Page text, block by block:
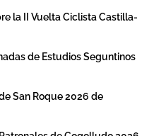
la II Vuelta Ciclista Castilla-
de Estudios Seguntinos
San Roque 2026 de